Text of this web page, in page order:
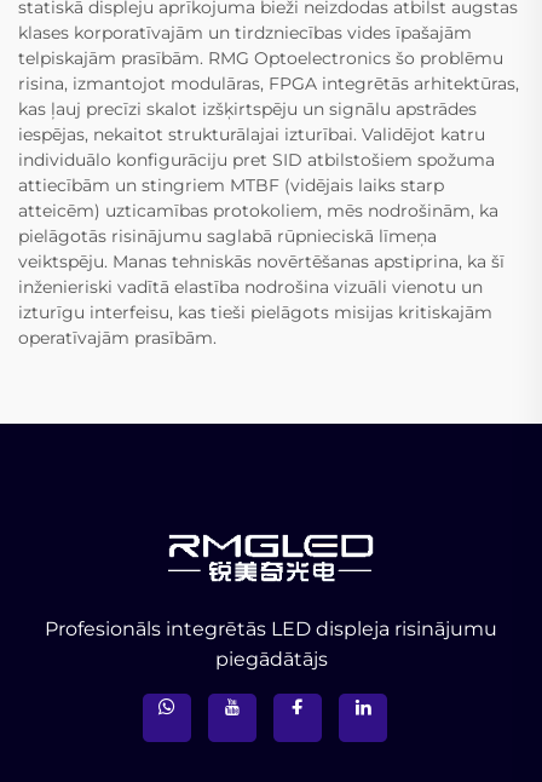
statiskā displeju aprīkojuma bieži neizdodas atbilst augstas
klases korporatīvajām un tirdzniecības vides īpašajām
telpiskajām prasībām. RMG Optoelectronics šo problēmu
risina, izmantojot modulāras, FPGA integrētās arhitektūras,
kas ļauj precīzi skalot izšķirtspēju un signālu apstrādes
iespējas, nekaitot strukturālajai izturībai. Validējot katru
individuālo konfigurāciju pret SID atbilstošiem spožuma
attiecībām un stingriem MTBF (vidējais laiks starp
atteicēm) uzticamības protokoliem, mēs nodrošinām, ka
pielāgotās risinājumu saglabā rūpnieciskā līmeņa
veiktspēju. Manas tehniskās novērtēšanas apstiprina, ka šī
inženieriski vadītā elastība nodrošina vizuāli vienotu un
izturīgu interfeisu, kas tieši pielāgots misijas kritiskajām
operatīvajām prasībām.
Profesionāls integrētās LED displeja risinājumu
piegādātājs